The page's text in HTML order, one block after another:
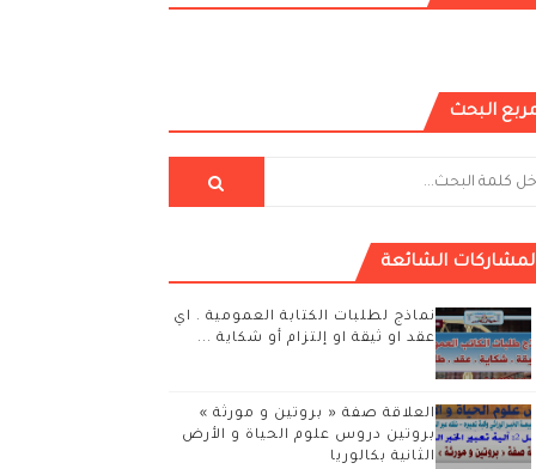
البحث
الشائعة
نماذج لطلبات الكتابة العمومية . اي
عقد او ثيقة او إلتزام أو شكاية ...
العلاقة صفة « بروتين و مورثة »
بروتين دروس علوم الحياة و الأرض
الثانية بكالوريا